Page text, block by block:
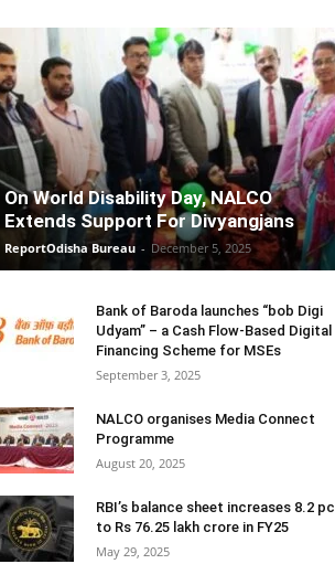
On World Disability Day, NALCO
Extends Support For Divyangjans
ReportOdisha Bureau - December 5, 2025
Bank of Baroda launches “bob Digi
Udyam” – a Cash Flow-Based Digital
Financing Scheme for MSEs
September 3, 2025
NALCO organises Media Connect
Programme
August 20, 2025
RBI’s balance sheet increases 8.2 pc
to Rs 76.25 lakh crore in FY25
May 29, 2025